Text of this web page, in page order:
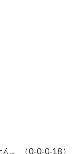
。（0-0-0-18）